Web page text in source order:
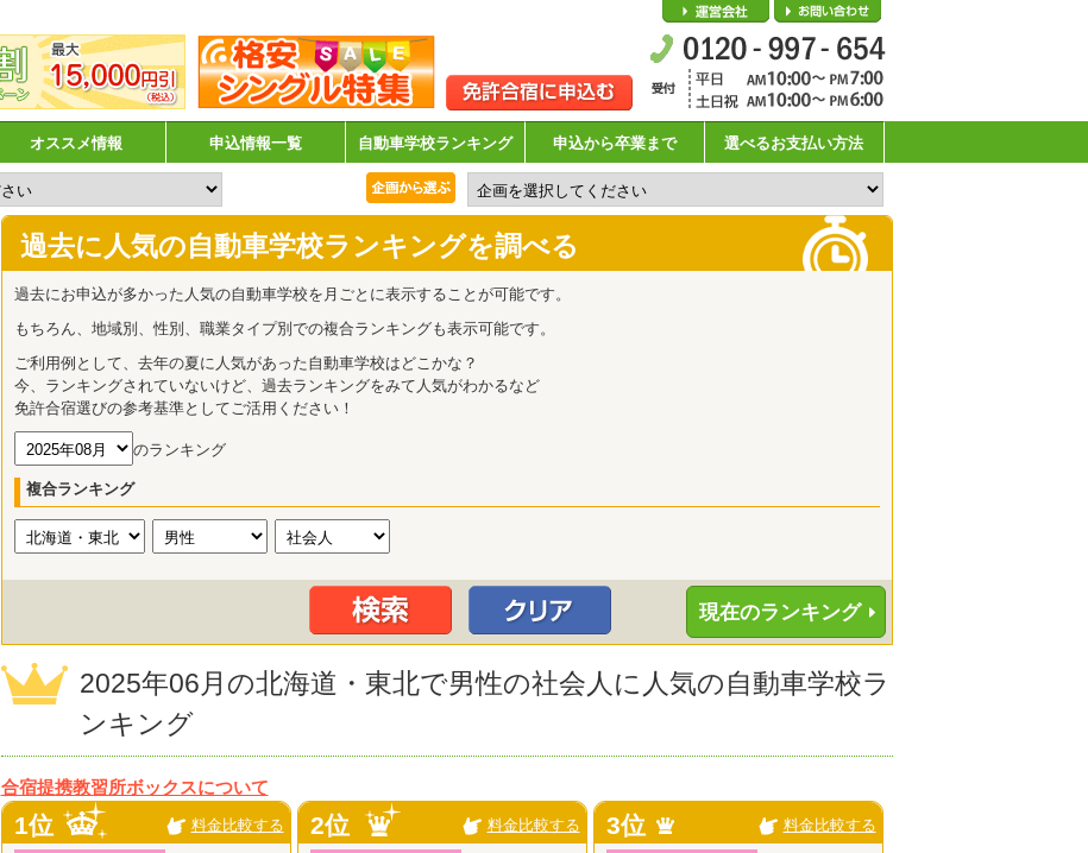
会社概要
オススメ情報 申込情報一覧 自動車学校ランキング 申込から卒業まで 選べるお支払い方法
過去に人気の自動車学校ランキングを調べる
過去にお申込が多かった人気の自動車学校を月ごとに表示することが可能です。
もちろん、地域別、性別、職業タイプ別での複合ランキングも表示可能です。
ご利用例として、去年の夏に人気があった自動車学校はどこかな？
今、ランキングされていないけど、過去ランキングをみて人気がわかるなど
免許合宿選びの参考基準としてご活用ください！
のランキング
複合ランキング
現在のランキング
2025年06月の北海道・東北で男性の社会人に人気の自動車学校ラ
ンキング
合宿提携教習所ボックスについて
1位 料金比較する 2位 料金比較する 3位 料金比較する